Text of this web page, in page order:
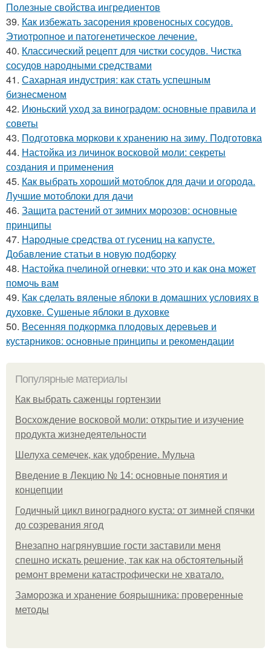
Полезные свойства ингредиентов
39. Как избежать засорения кровеносных сосудов.
Этиотропное и патогенетическое лечение.
40. Классический рецепт для чистки сосудов. Чистка
сосудов народными средствами
41. Сахарная индустрия: как стать успешным
бизнесменом
42. Июньский уход за виноградом: основные правила и
советы
43. Подготовка моркови к хранению на зиму. Подготовка
44. Настойка из личинок восковой моли: секреты
создания и применения
45. Как выбрать хороший мотоблок для дачи и огорода.
Лучшие мотоблоки для дачи
46. Защита растений от зимних морозов: основные
принципы
47. Народные средства от гусениц на капусте.
Добавление статьи в новую подборку
48. Настойка пчелиной огневки: что это и как она может
помочь вам
49. Как сделать вяленые яблоки в домашних условиях в
духовке. Сушеные яблоки в духовке
50. Весенняя подкормка плодовых деревьев и
кустарников: основные принципы и рекомендации
Популярные материалы
Как выбрать саженцы гортензии
Восхождение восковой моли: открытие и изучение
продукта жизнедеятельности
Шелуха семечек, как удобрение. Мульча
Введение в Лекцию № 14: основные понятия и
концепции
Годичный цикл виноградного куста: от зимней спячки
до созревания ягод
Внезапно нагрянувшие гости заставили меня
спешно искать решение, так как на обстоятельный
ремонт времени катастрофически не хватало.
Заморозка и хранение боярышника: проверенные
методы